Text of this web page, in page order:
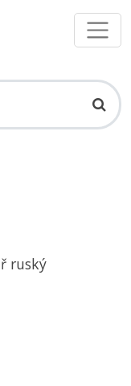
ruský